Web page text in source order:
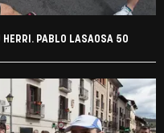
HERRI. PABLO LASAOSA 50